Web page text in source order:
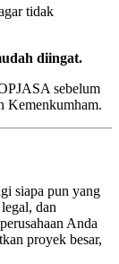
tidak
diingat.
sebelum
Kemenkumham.
siapa pun yang
dan
Anda
proyek besar,